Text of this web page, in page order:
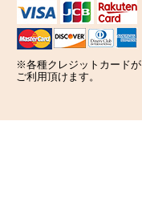
※各種クレジットカードが
ご利用頂けます。